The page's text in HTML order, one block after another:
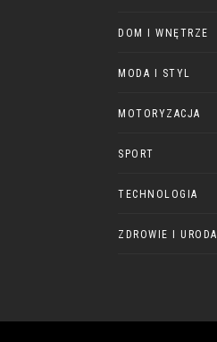
DOM I WNĘTRZE
MODA I STYL
MOTORYZACJA
SPORT
TECHNOLOGIA
ZDROWIE I URODA